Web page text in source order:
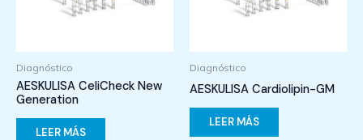
Diagnóstico
AESKULISA CeliCheck New
Generation
LEER MÁS
Diagnóstico
AESKULISA Cardiolipin-GM
LEER MÁS